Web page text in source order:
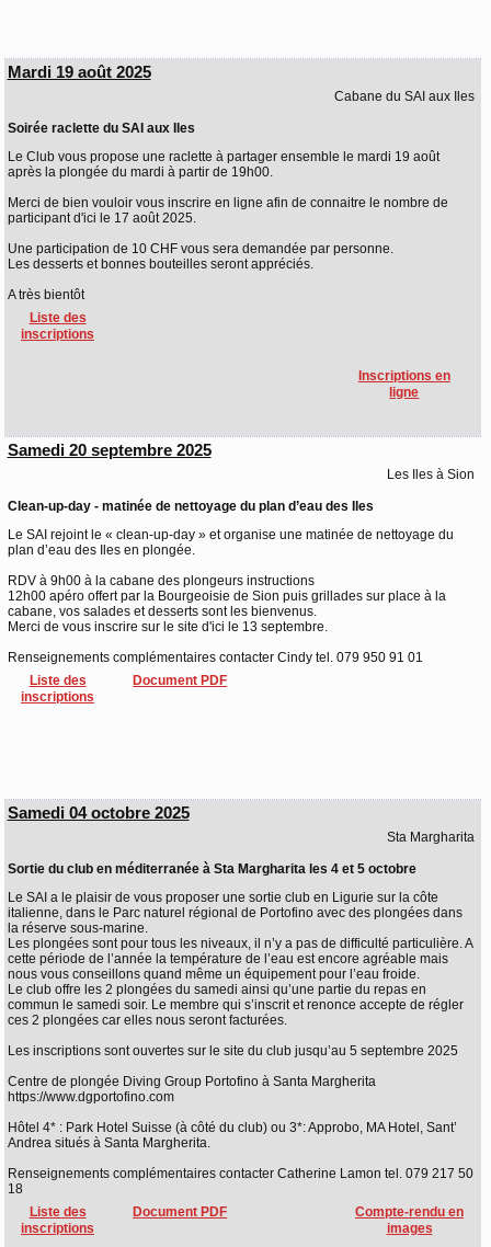
Mardi 19 août 2025
Cabane du SAI aux Iles
Soirée raclette du SAI aux Iles
Le Club vous propose une raclette à partager ensemble le mardi 19 août
après la plongée du mardi à partir de 19h00.
Merci de bien vouloir vous inscrire en ligne afin de connaitre le nombre de
participant d'ici le 17 août 2025.
Une participation de 10 CHF vous sera demandée par personne.
Les desserts et bonnes bouteilles seront appréciés.
A très bientôt
Liste des
inscriptions
Inscriptions en
ligne
Samedi 20 septembre 2025
Les Iles à Sion
Clean-up-day - matinée de nettoyage du plan d’eau des Iles
Le SAI rejoint le « clean-up-day » et organise une matinée de nettoyage du
plan d’eau des Iles en plongée.
RDV à 9h00 à la cabane des plongeurs instructions
12h00 apéro offert par la Bourgeoisie de Sion puis grillades sur place à la
cabane, vos salades et desserts sont les bienvenus.
Merci de vous inscrire sur le site d'ici le 13 septembre.
Renseignements complémentaires contacter Cindy tel. 079 950 91 01
Liste des
inscriptions
Document PDF
Samedi 04 octobre 2025
Sta Margharita
Sortie du club en méditerranée à Sta Margharita les 4 et 5 octobre
Le SAI a le plaisir de vous proposer une sortie club en Ligurie sur la côte
italienne, dans le Parc naturel régional de Portofino avec des plongées dans
la réserve sous-marine.
Les plongées sont pour tous les niveaux, il n’y a pas de difficulté particulière. A
cette période de l’année la température de l’eau est encore agréable mais
nous vous conseillons quand même un équipement pour l’eau froide.
Le club offre les 2 plongées du samedi ainsi qu’une partie du repas en
commun le samedi soir. Le membre qui s’inscrit et renonce accepte de régler
ces 2 plongées car elles nous seront facturées.
Les inscriptions sont ouvertes sur le site du club jusqu’au 5 septembre 2025
Centre de plongée Diving Group Portofino à Santa Margherita
https://www.dgportofino.com
Hôtel 4* : Park Hotel Suisse (à côté du club) ou 3*: Approbo, MA Hotel, Sant’
Andrea situés à Santa Margherita.
Renseignements complémentaires contacter Catherine Lamon tel. 079 217 50
18
Liste des
inscriptions
Document PDF
Compte-rendu en
images